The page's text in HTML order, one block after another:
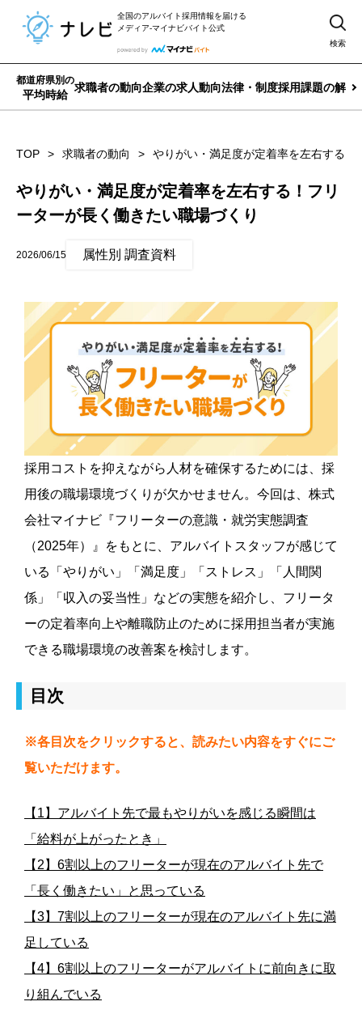
全国のアルバイト採用情報を届ける
メディア-マイナビバイト公式
検索
都道府県別の
平均時給
求職者の動向企業の求人動向法律・制度採用課題の解決
TOP 求職者の動向 やりがい・満足度が定着率を左右する
やりがい・満足度が定着率を左右する！フリ
ーターが長く働きたい職場づくり
2026/06/15 属性別 調査資料
採用コストを抑えながら人材を確保するためには、採
用後の職場環境づくりが欠かせません。今回は、株式
会社マイナビ『フリーターの意識・就労実態調査
（2025年）』をもとに、アルバイトスタッフが感じて
いる「やりがい」「満足度」「ストレス」「人間関
係」「収入の妥当性」などの実態を紹介し、フリータ
ーの定着率向上や離職防止のために採用担当者が実施
できる職場環境の改善案を検討します。
目次
※各目次をクリックすると、読みたい内容をすぐにご
覧いただけます。
【1】アルバイト先で最もやりがいを感じる瞬間は
「給料が上がったとき」
【2】6割以上のフリーターが現在のアルバイト先で
「長く働きたい」と思っている
【3】7割以上のフリーターが現在のアルバイト先に満
足している
【4】6割以上のフリーターがアルバイトに前向きに取
り組んでいる